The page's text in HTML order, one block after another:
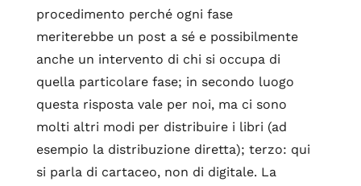
procedimento perché ogni fase
meriterebbe un post a sé e possibilmente
anche un intervento di chi si occupa di
quella particolare fase; in secondo luogo
questa risposta vale per noi, ma ci sono
molti altri modi per distribuire i libri (ad
esempio la distribuzione diretta); terzo: qui
si parla di cartaceo, non di digitale. La